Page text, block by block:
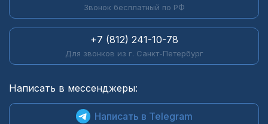
Звонок бесплатный по РФ
+7 (812) 241-10-78
Для звонков из г. Санкт-Петербург
Написать в мессенджеры:
Написать в Telegram